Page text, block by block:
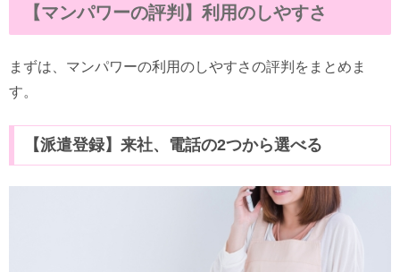
【マンパワーの評判】利用のしやすさ
まずは、マンパワーの利用のしやすさの評判をまとめま
す。
【派遣登録】来社、電話の2つから選べる